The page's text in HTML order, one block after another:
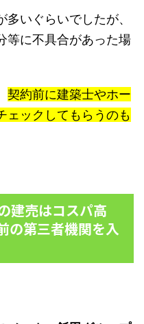
いぐらいでしたが、
等に不具合があった場
契約前に建築士やホー
ェックしてもらうのも
建売はコスパ高
の第三者機関を入